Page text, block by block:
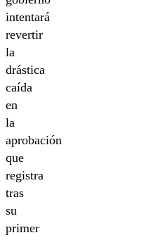
intentará
revertir
la
drástica
caída
en
la
aprobación
que
registra
tras
su
primer